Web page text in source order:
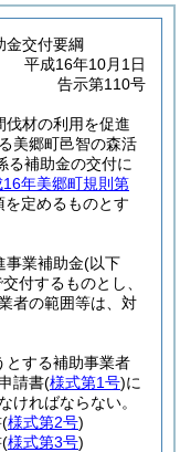
金交付要綱
平成16年10月1日
告示第110号
伐材の利用を促進
美郷町邑智の森活
る補助金の交付に
年美郷町規則第
定めるものとす
事業補助金(以下
付するものとし、
者の範囲等は、対
とする補助事業者
請書(様式第1号)に
ければならない。
(様式第2号)
(様式第3号)